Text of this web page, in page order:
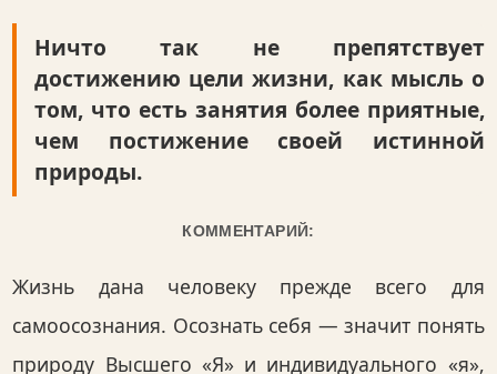
Ничто так не препятствует
достижению цели жизни, как мысль о
том, что есть занятия более приятные,
чем постижение своей истинной
природы.
КОММЕНТАРИЙ:
Жизнь дана человеку прежде всего для
самоосознания. Осознать себя — значит понять
природу Высшего «Я» и индивидуального «я»,